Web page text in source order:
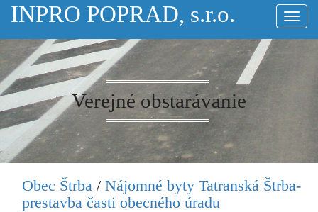
INPRO POPRAD, s.r.o.
Verejné obstarávanie
Obec Štrba / Nájomné byty Tatranská Štrba-
prestavba časti obecného úradu